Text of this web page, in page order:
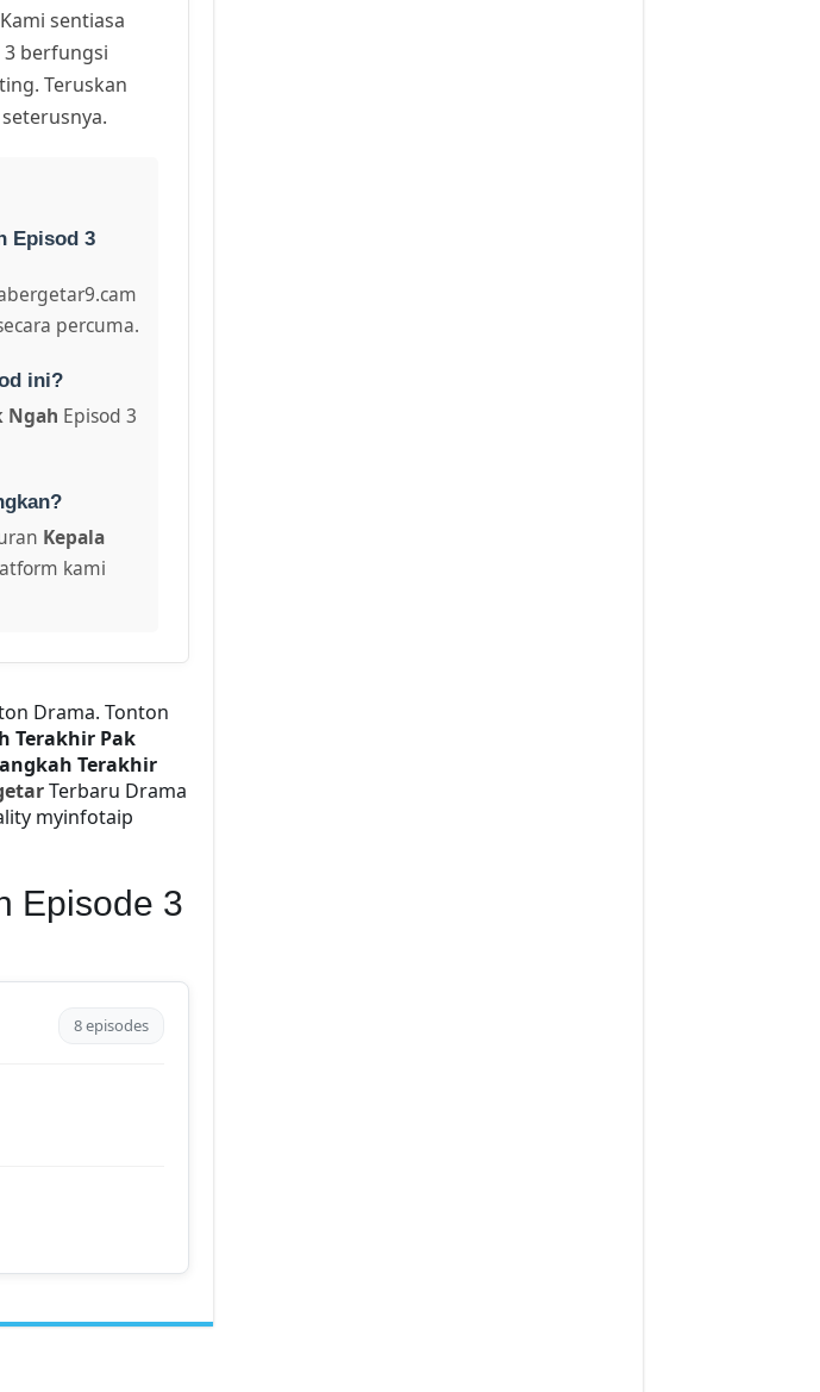
sentiasa
3 berfungsi
Teruskan
Episod 3
percuma.
ini?
Ngah Episod 3
Kepala
kami
Drama. Tonton
Terakhir Pak
Terakhir
Terbaru Drama
myinfotaip
Episode 3
8 episodes